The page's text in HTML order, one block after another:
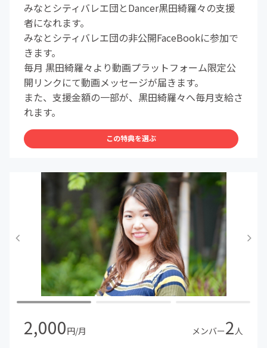
みなとシティバレエ団とDancer黒田綺羅々の支援
者になれます。
みなとシティバレエ団の非公開FaceBookに参加で
きます。
毎月 黒田綺羅々より動画プラットフォーム限定公
開リンクにて動画メッセージが届きます。
また、支援金額の一部が、黒田綺羅々へ毎月支給さ
れます。
この特典を選ぶ
2,000円/月 メンバー2人